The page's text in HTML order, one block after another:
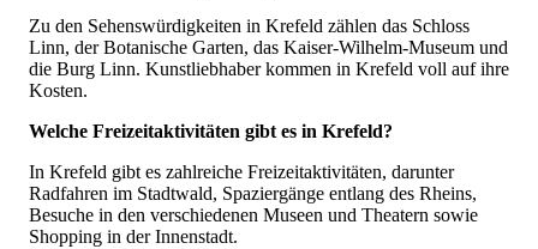
Zu den Sehenswürdigkeiten in Krefeld zählen das Schloss
Linn, der Botanische Garten, das Kaiser-Wilhelm-Museum und
die Burg Linn. Kunstliebhaber kommen in Krefeld voll auf ihre
Kosten.
Welche Freizeitaktivitäten gibt es in Krefeld?
In Krefeld gibt es zahlreiche Freizeitaktivitäten, darunter
Radfahren im Stadtwald, Spaziergänge entlang des Rheins,
Besuche in den verschiedenen Museen und Theatern sowie
Shopping in der Innenstadt.